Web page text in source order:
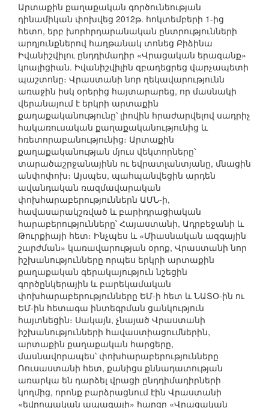
Արտաքին քաղաքական գործունեության
դինամիկան փոխվեց 2012թ. հոկտեմբերի 1-ից
հետո, երբ խորհրդարանական ընտրությունների
արդյունքներով հաղթանակ տոնեց Բիձինա
Իվանիշվիլու ընդդիմադիր «Վրացական երազանք»
կոալիցիան. Իվանիշվիլին զբաղեցրեց վարչապետի
պաշտոնը։ Վրաստանի նոր ղեկավարությունն
առաջին իսկ օրերից հայտարարեց, որ մասնակի
վերանայում է երկրի արտաքին
քաղաքականությունը՝ լիովին հրաժարվելով սադրիչ
հակառուսական քաղաքականությունից և
հռետորաբանությունից։ Արտաքին
քաղաքականության մյուս վեկտորները՝
տարածաշրջանայինն ու եվրատլանտյանը, մնացին
անփոփոխ։ Այսպես, պահպանվեցին արդեն
ավանդական ռազմավարական
փոխհարաբերություններն ԱՄՆ-ի,
հավասարակշռված և բարիդրացիական
հարաբերությունները՝ Հայաստանի, Ադրբեջանի և
Թուրքիայի հետ։ Ինչպես և «Միասնական ազգային
շարժման» կառավարության օրոք, Վրաստանի նոր
իշխանությունները որպես երկրի արտաքին
քաղաքական գերակայություն նշեցին
գործընկերային և բարեկամական
փոխհարաբերությունները ԵՄ-ի հետ և ՆԱՏՕ-ին ու
ԵՄ-ին հետագա ինտեգրման ցանկություն
հայտնեցին։ Սակայն, չնայած Վրաստանի
իշխանությունների հավաստիացումներին,
արտաքին քաղաքական հարցերը,
մասնավորապես՝ փոխհարաբերությունները
Ռուսաստանի հետ, քանիցս քննադատության
առարկա են դարձել վրացի ընդդիմադիրների
կողմից, որոնք բարձրացնում էին Վրաստանի
«եվրոպական ապագայի» հարցը «Վրացական